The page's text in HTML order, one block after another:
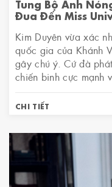
Tung Bộ Ảnh
Đua Đến Miss
Kim Duyên vừa xác
quốc gia của Khánh
gây chú ý. Cứ đà
chiến binh cực mạnh
CHI TIẾT